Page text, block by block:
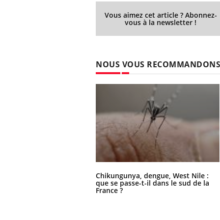
Vous aimez cet article ? Abonnez-
vous à la newsletter !
NOUS VOUS RECOMMANDONS
Chikungunya, dengue, West Nile :
que se passe-t-il dans le sud de la
France ?
Il y a des sujets qui sont faciles à aborder...
d'autres non ! D'un côté, poser des
questions sur la maladie d'un proche c'est